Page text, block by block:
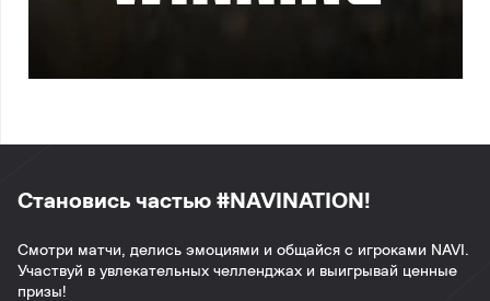
Становись частью #NAVINATION!
Смотри матчи, делись эмоциями и общайся с игроками NAVI.
Участвуй в увлекательных челленджах и выигрывай ценные
призы!